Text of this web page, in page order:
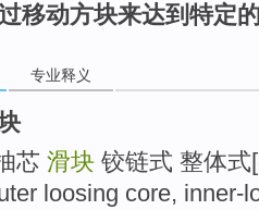
移动方块来达到特定
专业释义
芯 滑块 铰链式 整体式
loosing core, inner-